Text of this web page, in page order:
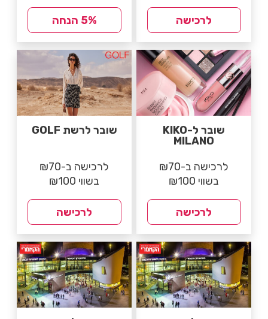
לרכישה 5% הנחה
שובר ל-KIKO
MILANO
לרכישה ב-₪70
בשווי ₪100
לרכישה
שובר לרשת GOLF
לרכישה ב-₪70
בשווי ₪100
לרכישה